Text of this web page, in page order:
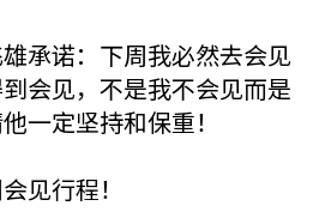
承诺：下周我必然去会见
会见，不是我不会见而是
一定坚持和保重！
见行程！